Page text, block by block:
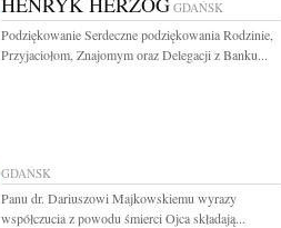
GDAŃSK
Podziękowanie Serdeczne podziękowania Rodzinie,
Przyjaciołom, Znajomym oraz Delegacji z Banku...
GDAŃSK
Panu dr. Dariuszowi Majkowskiemu wyrazy
współczucia z powodu śmierci Ojca składają...